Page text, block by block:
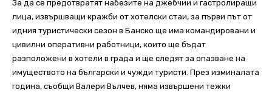
За да се предотвратят набезите на джебчии и гастролиращи
лица, извършващи кражби от хотелски стаи, за първи път от
идния туристически сезон в Банско ще има командировани и
цивилни оперативни работници, които ще бъдат
разположени в хотели в града и ще следят за опазване на
имуществото на български и чужди туристи. През изминалата
година, съобщи Валери Вълчев, няма извършени тежки